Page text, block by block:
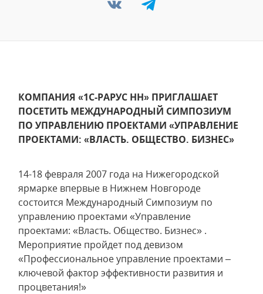
КОМПАНИЯ «1С-РАРУС НН» ПРИГЛАШАЕТ
ПОСЕТИТЬ МЕЖДУНАРОДНЫЙ СИМПОЗИУМ
ПО УПРАВЛЕНИЮ ПРОЕКТАМИ «УПРАВЛЕНИЕ
ПРОЕКТАМИ: «ВЛАСТЬ. ОБЩЕСТВО. БИЗНЕС»
14-18 февраля 2007 года на Нижегородской
ярмарке впервые в Нижнем Новгороде
состоится Международный Симпозиум по
управлению проектами «Управление
проектами: «Власть. Общество. Бизнес» .
Мероприятие пройдет под девизом
«Профессиональное управление проектами –
ключевой фактор эффективности развития и
процветания!»